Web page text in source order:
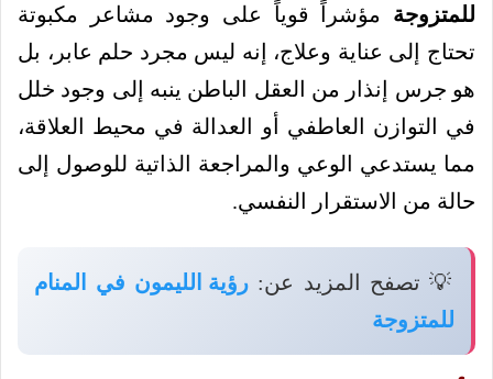
للمتزوجة مؤشراً قوياً على وجود مشاعر مكبوتة
تحتاج إلى عناية وعلاج، إنه ليس مجرد حلم عابر، بل
هو جرس إنذار من العقل الباطن ينبه إلى وجود خلل
في التوازن العاطفي أو العدالة في محيط العلاقة،
مما يستدعي الوعي والمراجعة الذاتية للوصول إلى
حالة من الاستقرار النفسي.
💡 تصفح المزيد عن: رؤية الليمون في المنام
للمتزوجة